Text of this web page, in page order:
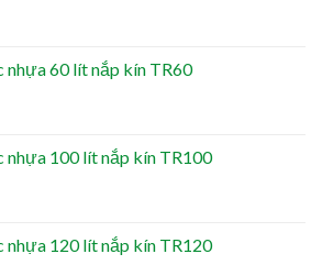
nhựa 60 lít nắp kín TR60
nhựa 100 lít nắp kín TR100
nhựa 120 lít nắp kín TR120